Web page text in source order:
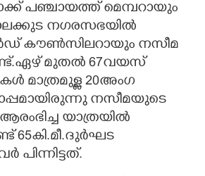
പഞ്ചായത്ത് മെമ്പറായും
നഗരസഭയിൽ
കൗൺസിലറായും നസീമ
മുതൽ 67വയസ്
മാത്രമുള്ള 20അംഗ
നസീമയുടെ
യാത്രയിൽ
65കി.മീ.ദുർഘട